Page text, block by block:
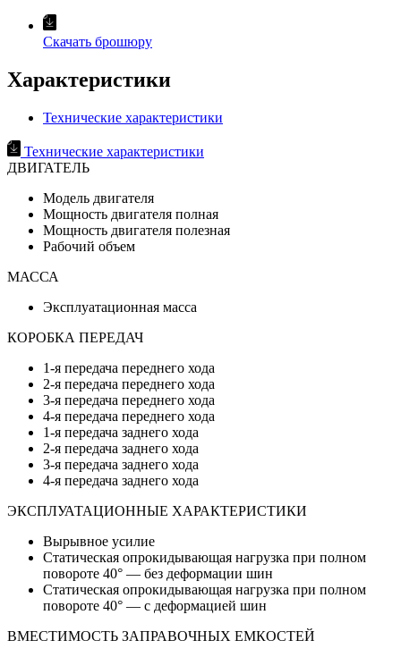
Скачать брошюру
Характеристики
Технические характеристики
Технические характеристики
ДВИГАТЕЛЬ
Модель двигателя
Мощность двигателя полная
Мощность двигателя полезная
Рабочий объем
МАССА
Эксплуатационная масса
КОРОБКА ПЕРЕДАЧ
1-я передача переднего хода
2-я передача переднего хода
3-я передача переднего хода
4-я передача переднего хода
1-я передача заднего хода
2-я передача заднего хода
3-я передача заднего хода
4-я передача заднего хода
ЭКСПЛУАТАЦИОННЫЕ ХАРАКТЕРИСТИКИ
Вырывное усилие
Статическая опрокидывающая нагрузка при полном
повороте 40° — без деформации шин
Статическая опрокидывающая нагрузка при полном
повороте 40° — с деформацией шин
ВМЕСТИМОСТЬ ЗАПРАВОЧНЫХ ЕМКОСТЕЙ